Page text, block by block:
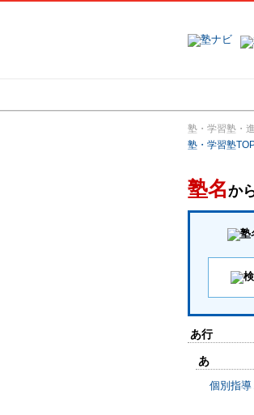
塾・学習塾・
塾・学習塾
塾名か
あ行
あ
個別指導